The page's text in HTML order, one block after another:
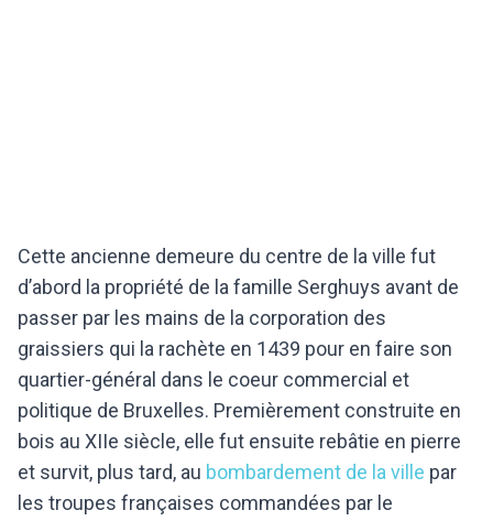
Cette ancienne demeure du centre de la ville fut
d’abord la propriété de la famille Serghuys avant de
passer par les mains de la corporation des
graissiers qui la rachète en 1439 pour en faire son
quartier-général dans le coeur commercial et
politique de Bruxelles. Premièrement construite en
bois au XIIe siècle, elle fut ensuite rebâtie en pierre
et survit, plus tard, au bombardement de la ville par
les troupes françaises commandées par le